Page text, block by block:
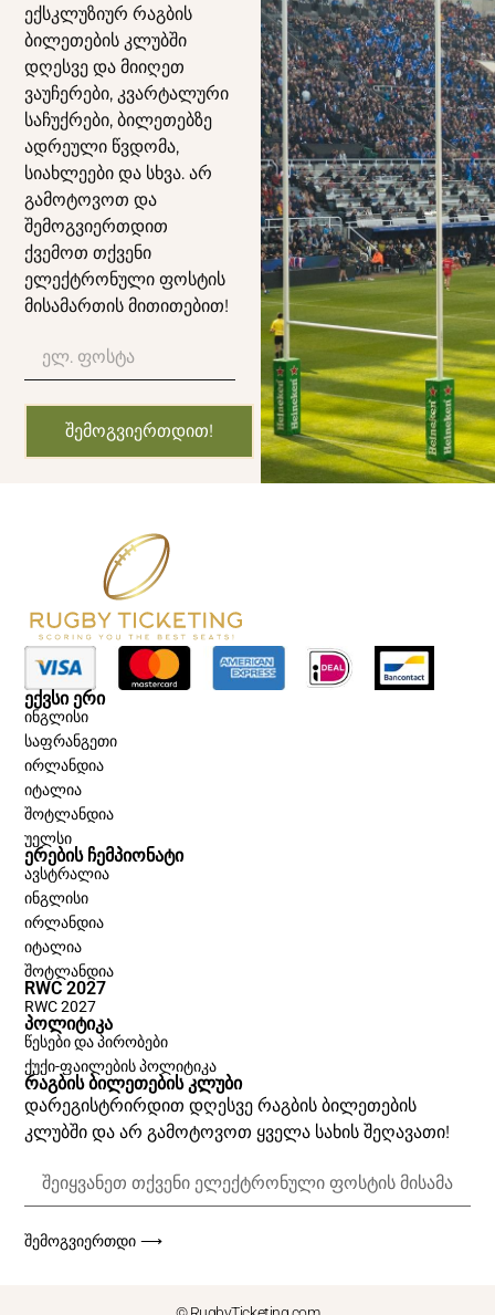
ექსკლუზიურ რაგბის
ბილეთების კლუბში
დღესვე და მიიღეთ
ვაუჩერები, კვარტალური
საჩუქრები, ბილეთებზე
ადრეული წვდომა,
სიახლეები და სხვა. არ
გამოტოვოთ და
შემოგვიერთდით
ქვემოთ თქვენი
ელექტრონული ფოსტის
მისამართის მითითებით!
ᲨᲔᲛᲝᲒᲕᲘᲔᲠᲗᲓᲘᲗ!
ᲔᲥᲕᲡᲘ ᲔᲠᲘ
ინგლისი
საფრანგეთი
ირლანდია
იტალია
შოტლანდია
უელსი
ᲔᲠᲔᲑᲘᲡ ᲩᲔᲛᲞᲘᲝᲜᲐᲢᲘ
ავსტრალია
ინგლისი
ირლანდია
იტალია
შოტლანდია
RWC 2027
RWC 2027
ᲞᲝᲚᲘᲢᲘᲙᲐ
წესები და პირობები
ქუქი-ფაილების პოლიტიკა
ᲠᲐᲒᲑᲘᲡ ᲑᲘᲚᲔᲗᲔᲑᲘᲡ ᲙᲚᲣᲑᲘ
დარეგისტრირდით დღესვე რაგბის ბილეთების
კლუბში და არ გამოტოვოთ ყველა სახის შეღავათი!
ᲨᲔᲛᲝᲒᲕᲘᲔᲠᲗᲓᲘ ⟶